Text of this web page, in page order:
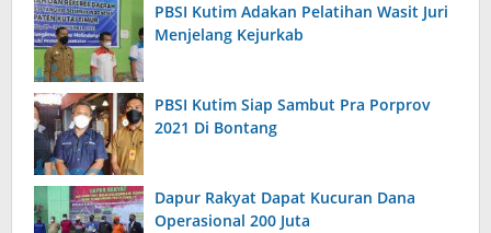
PBSI Kutim Adakan Pelatihan Wasit Juri
Menjelang Kejurkab
PBSI Kutim Siap Sambut Pra Porprov
2021 Di Bontang
Dapur Rakyat Dapat Kucuran Dana
Operasional 200 Juta